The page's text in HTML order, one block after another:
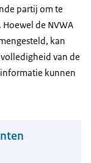
partij om te
de NVWA
kan
van de
kunnen